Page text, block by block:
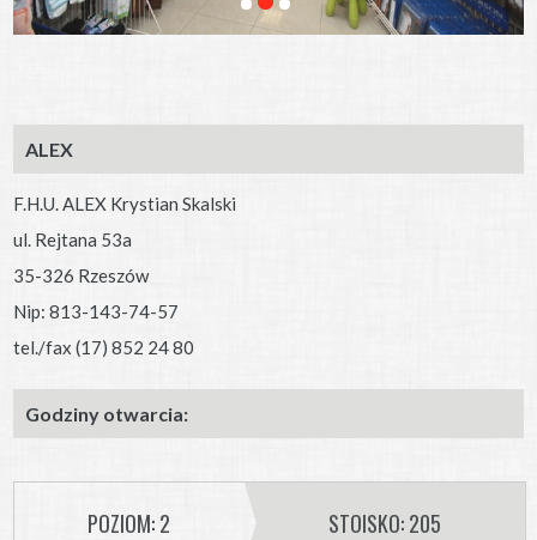
ALEX
F.H.U. ALEX Krystian Skalski
ul. Rejtana 53a
35-326 Rzeszów
Nip: 813-143-74-57
tel./fax (17) 852 24 80
Godziny otwarcia:
POZIOM: 2 STOISKO: 205